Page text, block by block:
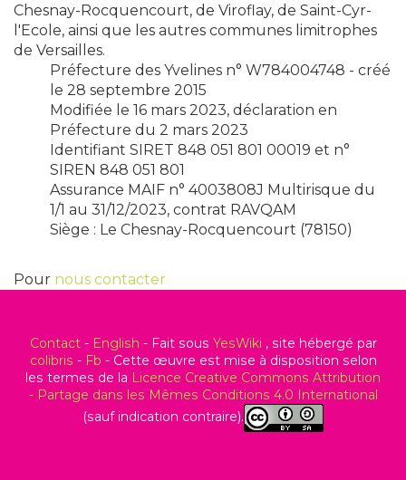
Chesnay-Rocquencourt, de Viroflay, de Saint-Cyr-
l'Ecole, ainsi que les autres communes limitrophes
de Versailles.
Préfecture des Yvelines n° W784004748 - créé
le 28 septembre 2015
Modifiée le 16 mars 2023, déclaration en
Préfecture du 2 mars 2023
Identifiant SIRET 848 051 801 00019 et n°
SIREN 848 051 801
Assurance MAIF n° 4003808J Multirisque du
1/1 au 31/12/2023, contrat RAVQAM
Siège : Le Chesnay-Rocquencourt (78150)
Pour nous contacter
Contact- English - Fait sous YesWiki , site hébergé par
colibris - Fb - Cette œuvre est mise à disposition selon
les termes de la
Licence Creative Commons Attribution
- Partage dans les Mêmes Conditions 4.0 International
(sauf indication contraire).